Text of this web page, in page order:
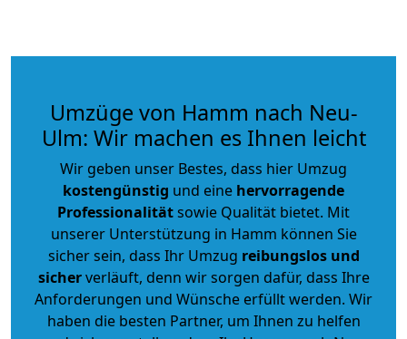
Umzüge von Hamm nach Neu-
Ulm: Wir machen es Ihnen leicht
Wir geben unser Bestes, dass hier Umzug
kostengünstig und eine hervorragende
Professionalitätsowie Qualität bietet. Mit
unserer Unterstützung in Hamm können Sie
sicher sein, dass Ihr Umzug reibungslos und
sicherverläuft, denn wir sorgen dafür, dass Ihre
Anforderungen und Wünsche erfüllt werden. Wir
haben die besten Partner, um Ihnen zu helfen